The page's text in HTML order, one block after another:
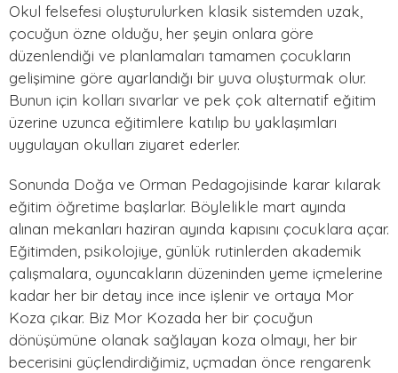
Okul felsefesi oluşturulurken klasik sistemden uzak,
çocuğun özne olduğu, her şeyin onlara göre
düzenlendiği ve planlamaları tamamen çocukların
gelişimine göre ayarlandığı bir yuva oluşturmak olur.
Bunun için kolları sıvarlar ve pek çok alternatif eğitim
üzerine uzunca eğitimlere katılıp bu yaklaşımları
uygulayan okulları ziyaret ederler.
Sonunda Doğa ve Orman Pedagojisinde karar kılarak
eğitim öğretime başlarlar. Böylelikle mart ayında
alınan mekanları haziran ayında kapısını çocuklara açar.
Eğitimden, psikolojiye, günlük rutinlerden akademik
çalışmalara, oyuncakların düzeninden yeme içmelerine
kadar her bir detay ince ince işlenir ve ortaya Mor
Koza çıkar. Biz Mor Kozada her bir çocuğun
dönüşümüne olanak sağlayan koza olmayı, her bir
becerisini güçlendirdiğimiz, uçmadan önce rengarenk